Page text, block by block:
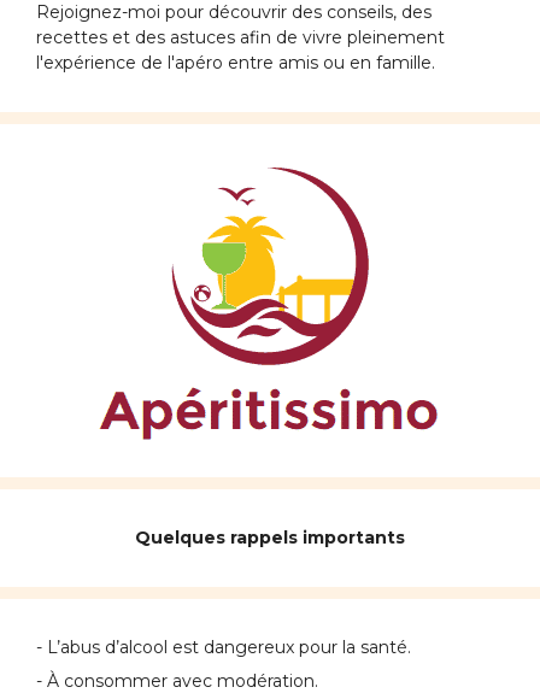
Rejoignez-moi pour découvrir des conseils, des
recettes et des astuces afin de vivre pleinement
l'expérience de l'apéro entre amis ou en famille.
Quelques rappels importants
- L’abus d’alcool est dangereux pour la santé.
- À consommer avec modération.